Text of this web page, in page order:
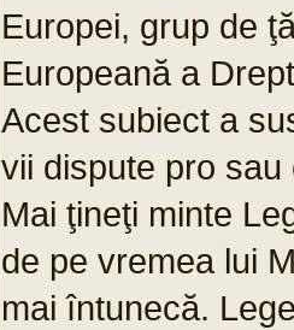
Europei, grup de
Europeană a
Acest subiect a
vii dispute pro sau
Mai ţineţi minte
de pe vremea lui
mai întunecă.